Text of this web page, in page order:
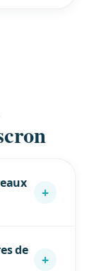
+
actif,
de
+